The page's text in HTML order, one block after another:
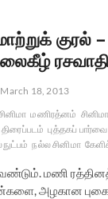
குரல்
March 18, 2013
மணிரத்னம் சினிமா
புத்தகப் பார்வை
நல்ல சினிமா
மணி
அழகான